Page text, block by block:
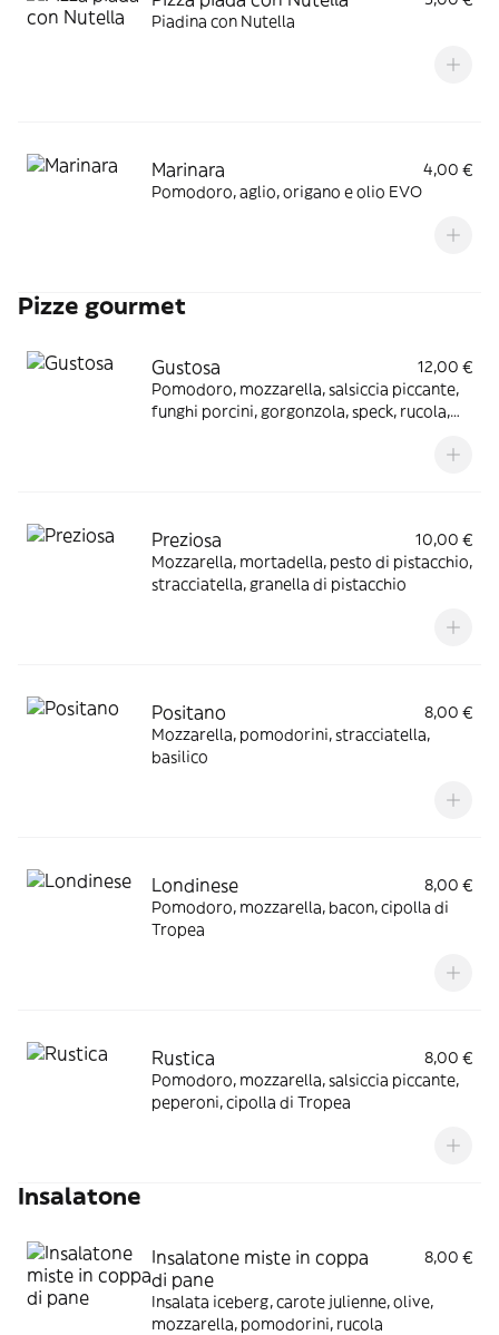
Piadina con Nutella
Marinara
4,00 €
Pomodoro, aglio, origano e olio EVO
Pizze gourmet
Gustosa
12,00 €
Pomodoro, mozzarella, salsiccia piccante,
funghi porcini, gorgonzola, speck, rucola,
Preziosa
10,00 €
Mozzarella, mortadella, pesto di pistacchio,
stracciatella, granella di pistacchio
Positano
8,00 €
Mozzarella, pomodorini, stracciatella,
basilico
Londinese
8,00 €
Pomodoro, mozzarella, bacon, cipolla di
Tropea
Rustica
8,00 €
Pomodoro, mozzarella, salsiccia piccante,
peperoni, cipolla di Tropea
Insalatone
Insalatone miste in coppa
di pane
8,00 €
Insalata iceberg, carote julienne, olive,
mozzarella, pomodorini, rucola